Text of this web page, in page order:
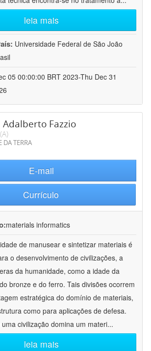
leia mais
Universidade Federal de São João
05 00:00:00 BRT 2023-Thu Dec 31
Adalberto Fazzio
DA TERRA
E-mail
Currículo
materials informatics
de manusear e sintetizar materiais é
o desenvolvimento de civilizações, a
da humanidade, como a idade da
bronze e do ferro. Tais divisões ocorrem
estratégica do domínio de materiais,
como para aplicações de defesa.
civilização domina um materi...
leia mais